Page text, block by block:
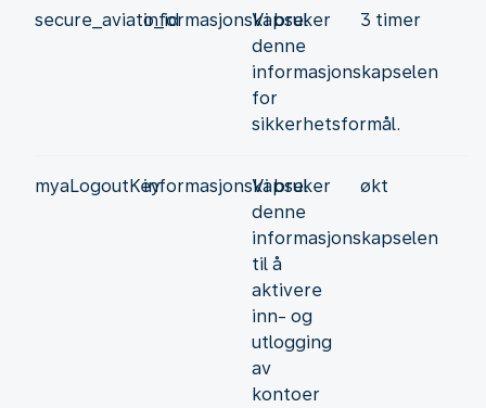
secure_aviato_idinformasjonskapsel
Vi bruker
denne
informasjonskapselen
for
sikkerhetsformål.
3 timer
myaLogoutKeyinformasjonskapsel
Vi bruker
denne
informasjonskapselen
til å
aktivere
inn- og
utlogging
av
kontoer
økt